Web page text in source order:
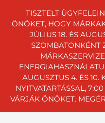
TISZTELT
ÖNÖKET, HOGY
JÚLIUS 18. ÉS
SZOMBATONKÉNT
AUGUSZTUS 4. ÉS 10.
NYITVATARTÁSSAL,
VÁRJÁK ÖNÖKET.